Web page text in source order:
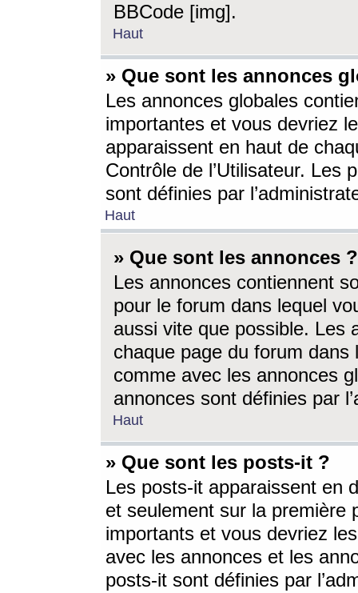
BBCode [img].
Haut
» Que sont les annonces
Les annonces globales
importantes et vous devriez
apparaissent en haut de
Contrôle de l’Utilisateur. Les
sont définies par
Haut
» Que sont les annonces ?
Les annonces contiennent
pour le forum dans lequel
aussi vite que possible. Les
chaque page du forum dans
comme avec les annonces
annonces sont définies par
Haut
» Que sont les posts-it ?
Les posts-it apparaissent en
et seulement sur la première
importants et vous devriez
avec les annonces et les
posts-it sont définies par